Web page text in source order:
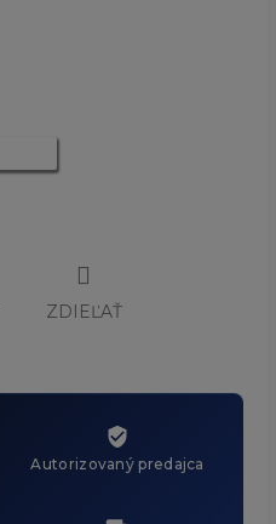
ZDIEĽAŤ
Autorizovaný predajca